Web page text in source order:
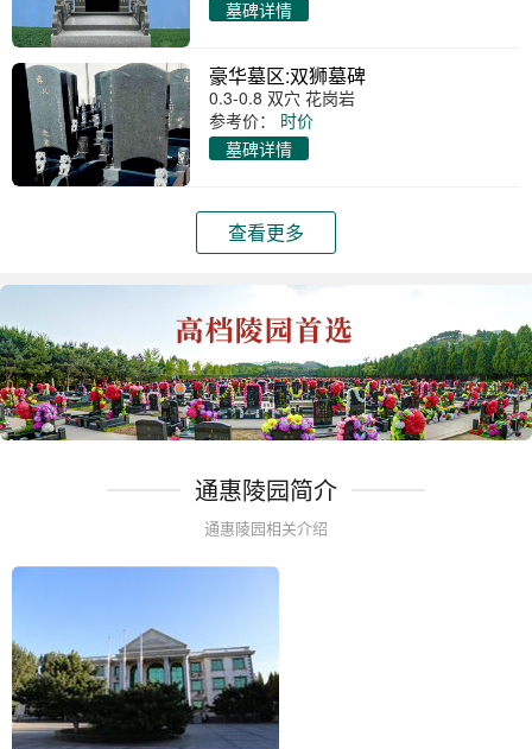
墓碑详情
豪华墓区:双狮墓碑
0.3-0.8 双穴 花岗岩
参考价：
时价
墓碑详情
查看更多
通惠陵园简介
通惠陵园相关介绍